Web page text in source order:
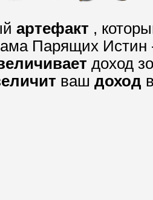
артефакт ,
Парящих
доход
ваш доход